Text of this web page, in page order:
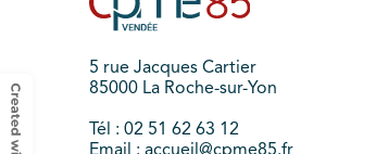
5 rue Jacques Cartier
85000 La Roche-sur-Yon
Tél : 02 51 62 63 12